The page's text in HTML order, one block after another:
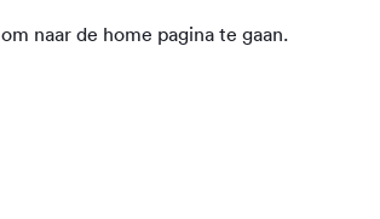
om naar de home pagina te gaan.